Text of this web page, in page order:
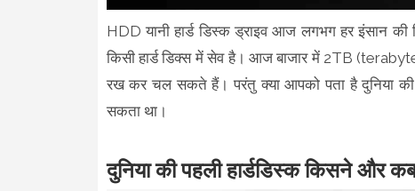
HDD यानी हार्ड डिस्क ड्राइव आज लगभग हर इंसान की
किसी हार्ड डिक्स में सेव है। आज बाजार में 2TB
रख कर चल सकते हैं। परंतु क्या आपको पता है दुनिया की
सकता था।
दुनिया की पहली हार्डडिस्क किसने और